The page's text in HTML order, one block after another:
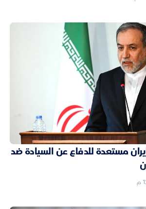
مستعدة للدفاع عن السيادة ضد